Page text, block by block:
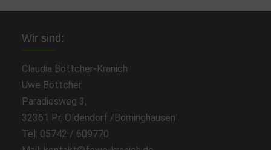
Wir sind:
Claudia Böttcher-Kranich
Uwe Böttcher
Paradiesweg 3,
32361 Pr. Oldendorf /Börninghausen
Tel: 05742 / 609770